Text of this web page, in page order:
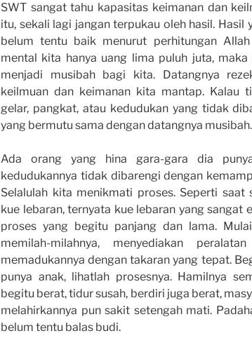
SWT sangat tahu kapasitas keimanan dan
itu, sekali lagi jangan terpukau oleh hasil. Hasil
belum tentu baik menurut perhitungan
mental kita hanya uang lima puluh juta,
menjadi musibah bagi kita. Datangnya
keilmuan dan keimanan kita mantap. Kalau
gelar, pangkat, atau kedudukan yang tidak
yang bermutu sama dengan datangnya musibah.
Ada orang yang hina gara-gara dia
kedudukannya tidak dibarengi dengan
Selalulah kita menikmati proses. Seperti saat
kue lebaran, ternyata kue lebaran yang sangat
proses yang begitu panjang dan lama.
memilah-milahnya, menyediakan
memadukannya dengan takaran yang tepat.
punya anak, lihatlah prosesnya. Hamilnya
begitu berat, tidur susah, berdiri juga berat,
melahirkannya pun sakit setengah mati.
belum tentu balas budi.